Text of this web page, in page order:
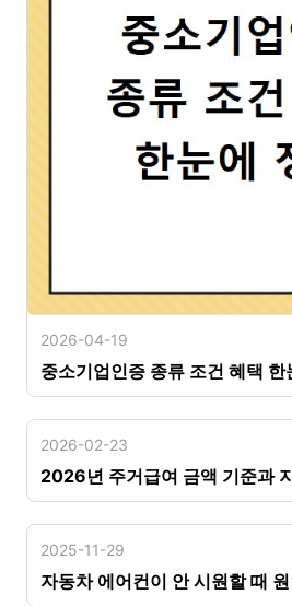
2026-04-19
중소기업인증 종류 조건 혜택 한
2026-02-23
2026년 주거급여 금액 기준과
2025-11-29
자동차 에어컨이 안 시원할 때